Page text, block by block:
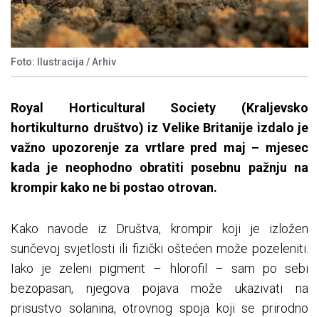
Foto: Ilustracija / Arhiv
Royal Horticultural Society (Kraljevsko
hortikulturno društvo) iz Velike Britanije izdalo je
važno upozorenje za vrtlare pred maj – mjesec
kada je neophodno obratiti posebnu pažnju na
krompir kako ne bi postao otrovan.
Kako navode iz Društva, krompir koji je izložen
sunčevoj svjetlosti ili fizički oštećen može pozeleniti.
Iako je zeleni pigment – hlorofil – sam po sebi
bezopasan, njegova pojava može ukazivati na
prisustvo solanina, otrovnog spoja koji se prirodno